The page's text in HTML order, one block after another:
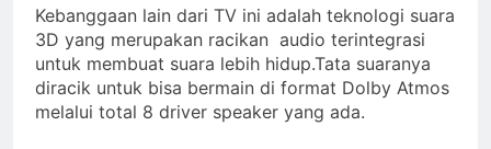
Kebanggaan lain dari TV ini adalah teknologi suara
3D yang merupakan racikan audio terintegrasi
untuk membuat suara lebih hidup.Tata suaranya
diracik untuk bisa bermain di format Dolby Atmos
melalui total 8 driver speaker yang ada.